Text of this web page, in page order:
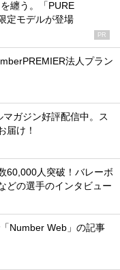
纏う。「PURE
定モデルが登場
PR
法人プラン
マガジン好評配信中。ス
届け！
60,000人突破！バレーボ
どの選手のインタビュー
Number Web」の記事